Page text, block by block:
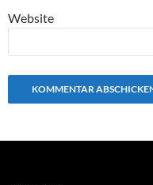
Website